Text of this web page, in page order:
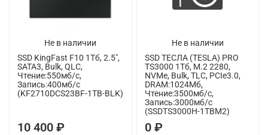
Не в наличии
SSD KingFast F10 1Тб, 2.5",
SATA3, Bulk, QLC,
Чтение:550мб/с,
Запись:400мб/с
(KF2710DCS23BF-1TB-BLK)
10 400 ₽
Не в наличии
SSD ТЕСЛА (TESLA) PRO
TS3000 1Тб, M.2 2280,
NVMe, Bulk, TLC, PCIe3.0,
DRAM:1024Мб,
Чтение:3500мб/с,
Запись:3000мб/с
(SSDTS3000H-1TBM2)
0 ₽